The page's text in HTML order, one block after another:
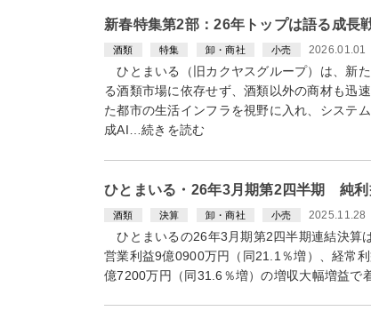
新春特集第2部：26年トップは語る成
酒類 特集 卸・商社 小売 2026.01.01
ひとまいる（旧カクヤスグループ）は、新
る酒類市場に依存せず、酒類以外の商材も迅
た都市の生活インフラを視野に入れ、システ
成AI…続きを読む
ひとまいる・26年3月期第2四半期 純利
酒類 決算 卸・商社 小売 2025.11.28
ひとまいるの26年3月期第2四半期連結決算
営業利益9億0900万円（同21.1％増）、経常
億7200万円（同31.6％増）の増収大幅増益